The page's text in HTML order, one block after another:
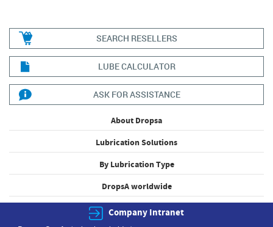
SEARCH RESELLERS
LUBE CALCULATOR
ASK FOR ASSISTANCE
About Dropsa
Lubrication Solutions
By Lubrication Type
DropsA worldwide
Company Intranet